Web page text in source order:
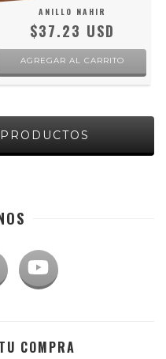
ANILLO NAHIR
$37.23 USD
AGREGAR AL CARRITO
COMPRA